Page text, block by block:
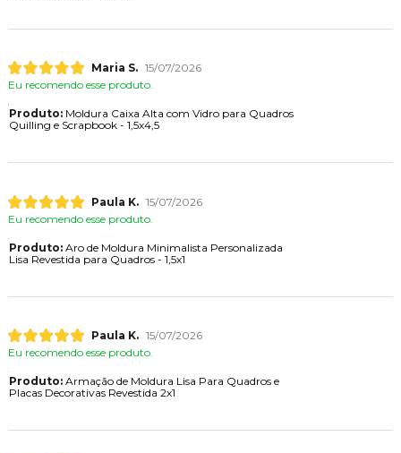
Maria S. 15/07/2026
Eu recomendo esse produto.
Produto:Moldura Caixa Alta com Vidro para Quadros
Quilling e Scrapbook - 1,5x4,5
Paula K. 15/07/2026
Eu recomendo esse produto.
Produto:Aro de Moldura Minimalista Personalizada
Lisa Revestida para Quadros - 1,5x1
Paula K. 15/07/2026
Eu recomendo esse produto.
Produto:Armação de Moldura Lisa Para Quadros e
Placas Decorativas Revestida 2x1